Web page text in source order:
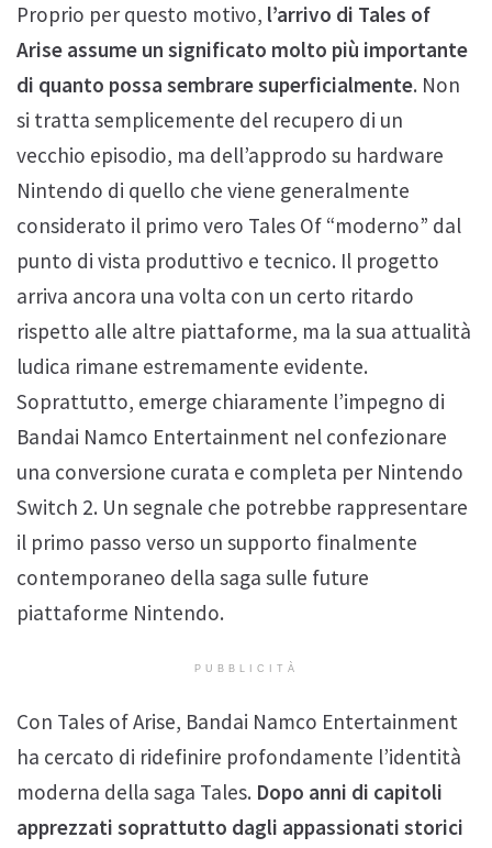
Proprio per questo motivo, l’arrivo di Tales of
Arise assume un significato molto più importante
di quanto possa sembrare superficialmente. Non
si tratta semplicemente del recupero di un
vecchio episodio, ma dell’approdo su hardware
Nintendo di quello che viene generalmente
considerato il primo vero Tales Of “moderno” dal
punto di vista produttivo e tecnico. Il progetto
arriva ancora una volta con un certo ritardo
rispetto alle altre piattaforme, ma la sua attualità
ludica rimane estremamente evidente.
Soprattutto, emerge chiaramente l’impegno di
Bandai Namco Entertainment nel confezionare
una conversione curata e completa per Nintendo
Switch 2. Un segnale che potrebbe rappresentare
il primo passo verso un supporto finalmente
contemporaneo della saga sulle future
piattaforme Nintendo.
PUBBLICITÀ
Con Tales of Arise, Bandai Namco Entertainment
ha cercato di ridefinire profondamente l’identità
moderna della saga Tales. Dopo anni di capitoli
apprezzati soprattutto dagli appassionati storici